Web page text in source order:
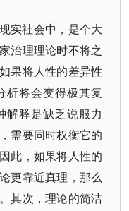
实社会中，是个大
治理理论时不将之
果将人性的差异性
析将会变得极其复
解释是缺乏说服力
需要同时权衡它的
此，如果将人性的
更靠近真理，那么
其次，理论的简洁